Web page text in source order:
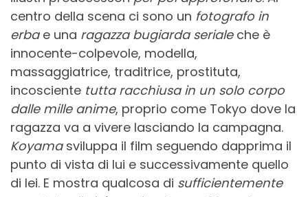
centro della scena ci sono un fotografo in
erba e una ragazza bugiarda serialeche è
innocente-colpevole, modella,
massaggiatrice, traditrice, prostituta,
incosciente tutta racchiusa in un solo corpo
dalle mille anime, proprio come Tokyo dove la
ragazza va a vivere lasciando la campagna.
Koyamasviluppa il film seguendo dapprima il
punto di vista di lui e successivamente quello
di lei. E mostra qualcosa di sufficientemente